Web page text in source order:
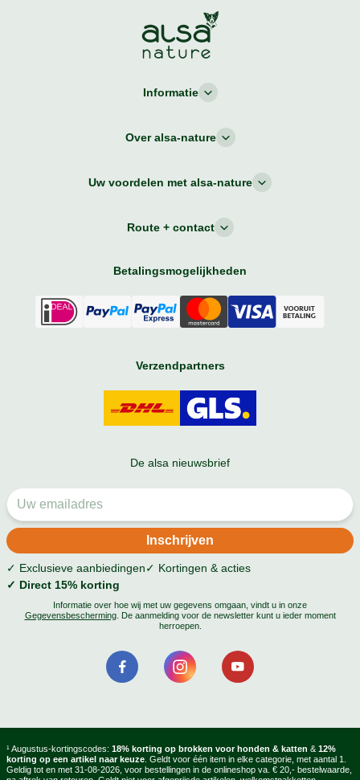
Informatie
Over alsa-nature
Uw voordelen met alsa-nature
Route + contact
Betalingsmogelijkheden
Verzendpartners
De alsa nieuwsbrief
✓ Exclusieve aanbiedingen✓ Kortingen & acties
✓ Direct 15% korting
Informatie over hoe wij met uw gegevens omgaan, vindt u in onze
Gegevensbescherming. De aanmelding voor de newsletter kunt u ieder moment
herroepen.
¹ Augustus-kortingscodes: 18% korting op brokken voor honden & katten & 12%
korting op een artikel naar keuze . Geldt voor één item in elke categorie, met aantal 1.
Geldig tot en met 31-08-2026, voor bestellingen in de onlineshop va. € 20,- bestelwaarde,